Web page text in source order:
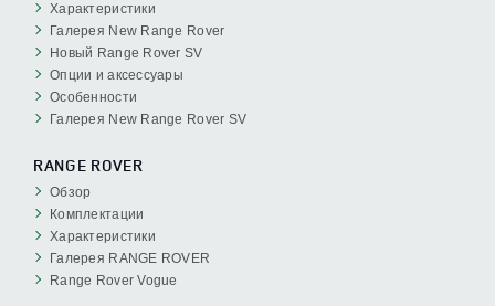
Характеристики
Галерея New Range Rover
Новый Range Rover SV
Опции и аксессуары
Особенности
Галерея New Range Rover SV
RANGE ROVER
Обзор
Комплектации
Характеристики
Галерея RANGE ROVER
Range Rover Vogue